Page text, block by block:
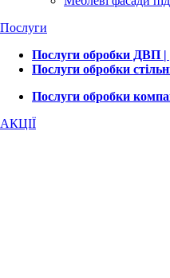
Послуги
Послуги обробки
Послуги обробки
Послуги обробки
АКЦІЇ